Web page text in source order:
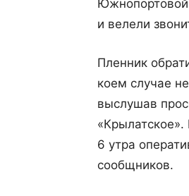
Южнопортовой
и велели
Пленник
коем случае
выслушав
6 утра
сообщников.